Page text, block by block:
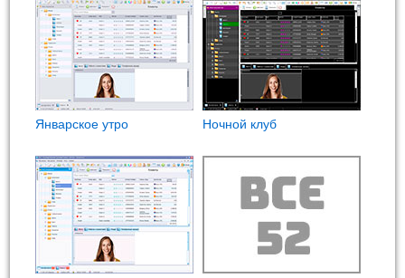
Январское утро Ночной клуб